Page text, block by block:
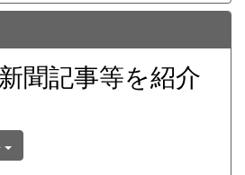
聞記事等を紹介